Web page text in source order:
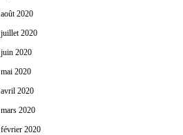
août 2020
juillet 2020
juin 2020
mai 2020
avril 2020
mars 2020
février 2020